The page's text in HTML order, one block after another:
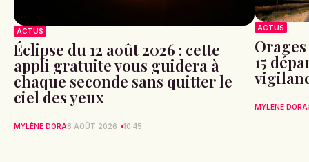
ACTUS
Éclipse du 12 août 2026 : cette
appli gratuite vous guidera à
chaque seconde sans quitter le
ciel des yeux
MYLÈNE DORA8 AOÛT 2026 10:45
ACTUS
15
MYLÈNE DORA